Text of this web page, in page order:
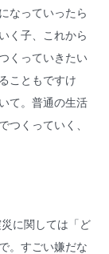
なっていったら
く子、これから
くっていきたい
こともですけ
て。普通の生活
つくっていく、
に関しては「ど
。すごい嫌だな